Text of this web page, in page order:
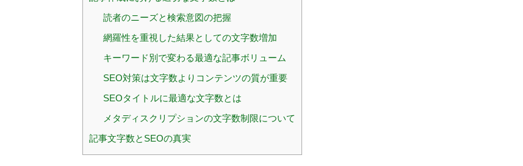
読者のニーズと検索意図の把握
網羅性を重視した結果としての文字数増加
キーワード別で変わる最適な記事ボリューム
SEO対策は文字数よりコンテンツの質が重要
SEOタイトルに最適な文字数とは
メタディスクリプションの文字数制限について
記事文字数とSEOの真実